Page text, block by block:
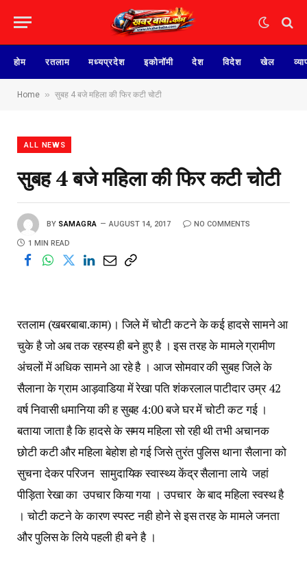
होम रतलाम मध्यप्रदेश इकोनॉमी देश विदेश खेल
Home » सुबह 4 बजे महिला की फिर कटी चोटी
ALL NEWS
सुबह 4 बजे महिला की फिर कटी चोटी
BY SAMAGRA AUGUST 14, 2017 NO COMMENTS
1 MIN READ
रतलाम (खबरबाबा.काम)। जिले में चोटी कटने के कई हादसे सामने आ
चुके है जो अब तक रहस्य ही बने हुए है । इस तरह के मामले ग्रामीण
अंचलों में अधिक सामने आ रहे है । आज सोमवार की सुबह जिले के
सैलाना के ग्राम आड़वाडिया में रेखा पति शंकरलाल पाटीदार उम्र 42
वर्ष निवासी धमानिया की ह सुबह 4:00 बजे घर में चोटी कट गई ।
बताया जाता है कि हादसे के समय महिला सो रही थी तभी अचानक
छोटी कटी और महिला बेहोश हो गई जिसे तुरंत पुलिस थाना सैलाना को
सुचना देकर परिजन सामुदायिक स्वास्थ्य केंद्र सैलाना लाये जहां
पीड़िता रेखा का उपचार किया गया । उपचार के बाद महिला स्वस्थ है
। चोटी कटने के कारण स्पस्ट नही होने से इस तरह के मामले जनता
और पुलिस के लिये पहली ही बने है ।